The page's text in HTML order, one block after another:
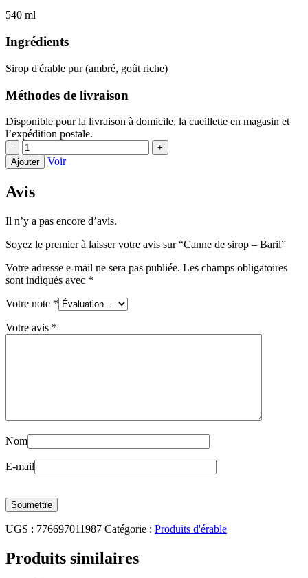
540 ml
Ingrédients
Sirop d'érable pur (ambré, goût riche)
Méthodes de livraison
Disponible pour la livraison à domicile, la cueillette en magasin et
l’expédition postale.
-
quantité
de
Canne
sirop
Baril
+
Ajouter
Voir
Avis
Il n’y a pas encore d’avis.
Soyez le premier à laisser votre avis sur “Canne de sirop – Baril”
Votre adresse e-mail ne sera pas publiée. Les champs obligatoires
sont indiqués avec *
Votre note *
Votre avis *
Nom
E-mail
UGS : 776697011987 Catégorie : Produits d'érable
Produits similaires